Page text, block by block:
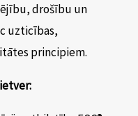
drošību un
uzticības,
principiem.